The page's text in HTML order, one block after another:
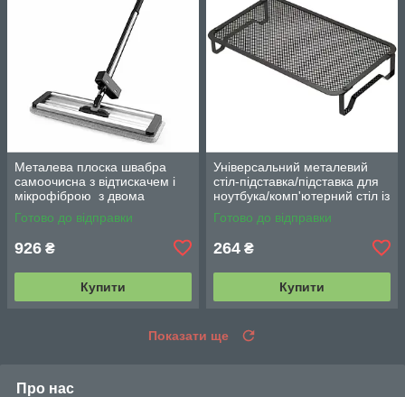
Металева плоска швабра
самоочисна з відтискачем і
мікрофіброю з двома
змінними насадками M06
42см
Готово до відправки
926 ₴
Купити
Універсальний металевий
стіл-підставка/підставка для
ноутбука/комп'ютерний стіл із
вентиляцією
Готово до відправки
264 ₴
Купити
Показати ще
Про нас